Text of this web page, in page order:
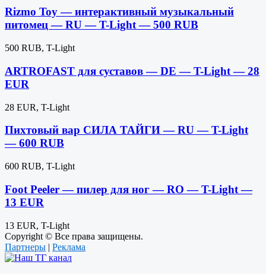
Rizmo Toy — интерактивный музыкальный
питомец — RU — T-Light — 500 RUB
500 RUB, T-Light
ARTROFAST для суставов — DE — T-Light — 28
EUR
28 EUR, T-Light
Пихтовый вар СИЛА ТАЙГИ — RU — T-Light
— 600 RUB
600 RUB, T-Light
Foot Peeler — пилер для ног — RO — T-Light —
13 EUR
13 EUR, T-Light
Copyright © Все права защищены.
Партнеры | Реклама